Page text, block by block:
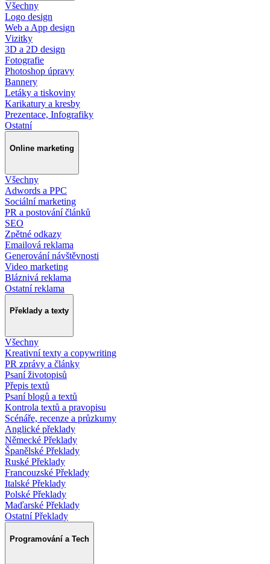
Všechny
Logo design
Web a App design
Vizitky
3D a 2D design
Fotografie
Photoshop úpravy
Bannery
Letáky a tiskoviny
Karikatury a kresby
Prezentace, Infografiky
Ostatní
Online marketing
Všechny
Adwords a PPC
Sociální marketing
PR a postování článků
SEO
Zpětné odkazy
Emailová reklama
Generování návštěvnosti
Video marketing
Bláznivá reklama
Ostatní reklama
Překlady a texty
Všechny
Kreativní texty a copywriting
PR zprávy a články
Psaní životopisů
Přepis textů
Psaní blogů a textů
Kontrola textů a pravopisu
Scénáře, recenze a průzkumy
Anglické překlady
Německé Překlady
Španělské Překlady
Ruské Překlady
Francouzské Překlady
Italské Překlady
Polské Překlady
Maďarské Překlady
Ostatní Překlady
Programování a Tech